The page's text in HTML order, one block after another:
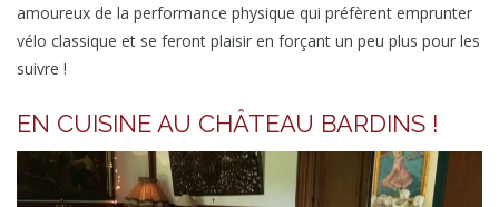
amoureux de la performance physique qui préfèrent emprunter
vélo classique et se feront plaisir en forçant un peu plus pour les
suivre !
EN CUISINE AU CHÂTEAU BARDINS !